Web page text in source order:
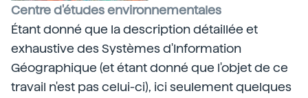
Centre d'études environnementales
Étant donné que la description détaillée et
exhaustive des Systèmes d'Information
Géographique (et étant donné que l'objet de ce
travail n'est pas celui-ci), ici seulement quelques